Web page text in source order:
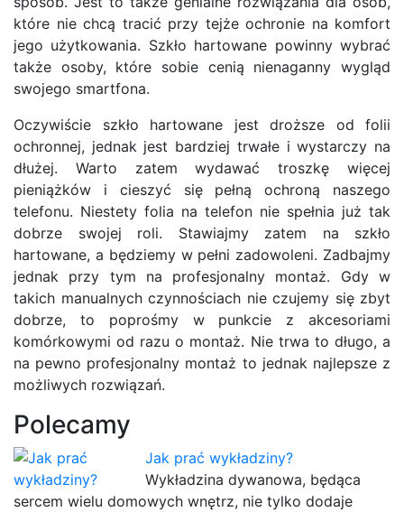
które nie chcą tracić przy tejże ochronie na komfort
jego użytkowania. Szkło hartowane powinny wybrać
także osoby, które sobie cenią nienaganny wygląd
swojego smartfona.
Oczywiście szkło hartowane jest droższe od folii
ochronnej, jednak jest bardziej trwałe i wystarczy na
dłużej. Warto zatem wydawać troszkę więcej
pieniążków i cieszyć się pełną ochroną naszego
telefonu. Niestety folia na telefon nie spełnia już tak
dobrze swojej roli. Stawiajmy zatem na szkło
hartowane, a będziemy w pełni zadowoleni. Zadbajmy
jednak przy tym na profesjonalny montaż. Gdy w
takich manualnych czynnościach nie czujemy się zbyt
dobrze, to poprośmy w punkcie z akcesoriami
komórkowymi od razu o montaż. Nie trwa to długo, a
na pewno profesjonalny montaż to jednak najlepsze z
możliwych rozwiązań.
Polecamy
Jak prać wykładziny?
Wykładzina dywanowa, będąca
sercem wielu domowych wnętrz, nie tylko dodaje